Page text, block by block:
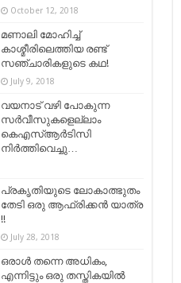
October 12, 2018
മണാലി മോഹിച്ച്
കാശ്മീരിലെത്തിയ രണ്ട്
സഞ്ചാരികളുടെ കഥ!
July 9, 2018
വയനാട് വഴി പോകുന്ന
സർവീസുകളെല്ലാം
കെഎസ്ആർടിസി
നിർത്തിവെച്ചു…
പ്രകൃതിയുടെ ലോകാത്ഭുതം
തേടി ഒരു ആഫ്രിക്കൻ യാത്ര
!!
July 28, 2018
ഒരാൾ തന്നെ അധികം,
എന്നിട്ടും ഒരു തസ്തികയിൽ